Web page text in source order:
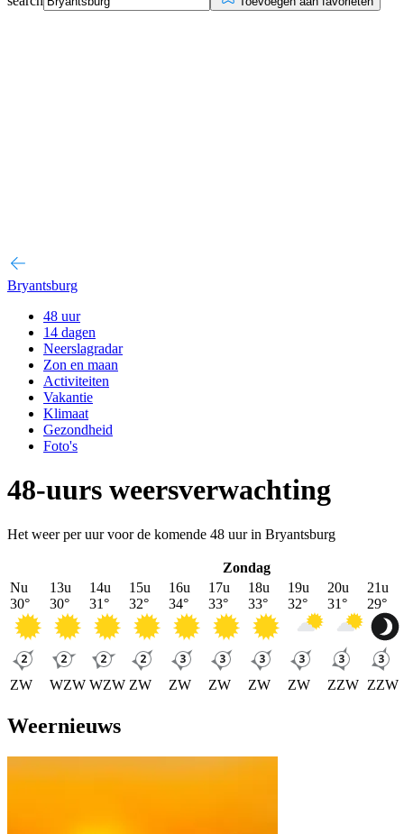
Bryantsburg
48 uur
14 dagen
Neerslagradar
Zon en maan
Activiteiten
Vakantie
Klimaat
Gezondheid
Foto's
48-uurs weersverwachting
Het weer per uur voor de komende 48 uur in Bryantsburg
Zondag
Nu
30°
ZW
13u
30°
WZW
14u
31°
WZW
15u
32°
ZW
16u
34°
ZW
17u
33°
ZW
18u
33°
ZW
19u
32°
ZW
20u
31°
ZZW
21u
29°
ZZW
Weernieuws